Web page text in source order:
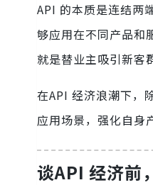
API 的本质是连结两
够应用在不同产品和
就是替业主吸引新客
在API 经济浪潮下，
应用场景，强化自身
谈API 经济前